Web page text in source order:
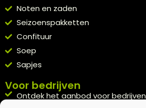
Noten en zaden
Seizoenspakketten
Confituur
Soep
Sapjes
Voor bedrijven
Ontdek het aanbod voor bedrijven